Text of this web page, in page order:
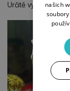
Určitě vymyslíte
našich